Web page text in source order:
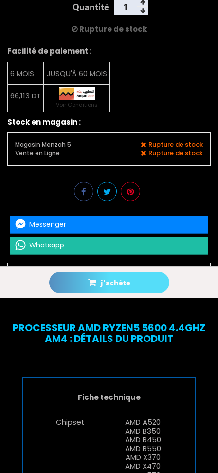
Quantité
j'achète
Rupture de stock
Facilité de paiement :
6 MOIS
66,113 DT
JUSQU'À 60 MOIS
Voir Conditions
Stock en magasin :
Magasin Menzah 5 Rupture de stock
Vente en Ligne Rupture de stock
Messenger
Whatsapp
Prévenez-moi lorsque le produit est disponible
PROCESSEUR AMD RYZEN5 5600 4.4GHZ
AM4 : DÉTAILS DU PRODUIT
Fiche technique
Chipset
AMD A520
AMD B350
AMD B450
AMD B550
AMD X370
AMD X470